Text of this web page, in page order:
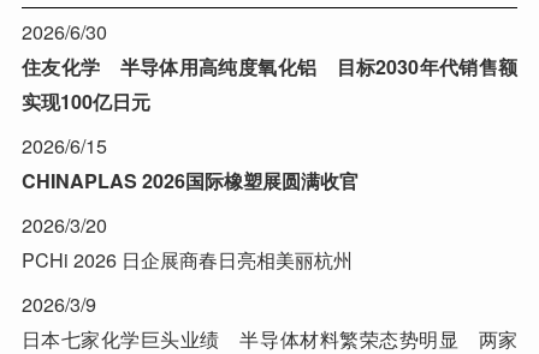
2026/6/30
住友化学 半导体用高纯度氧化铝 目标2030年代销售额
实现100亿日元
2026/6/15
CHINAPLAS 2026国际橡塑展圆满收官
2026/3/20
PCHi 2026 日企展商春日亮相美丽杭州
2026/3/9
日本七家化学巨头业绩 半导体材料繁荣态势明显 两家